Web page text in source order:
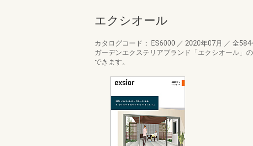
エクシオール
カタログコード： ES6000 ／ 2020年07月 ／ 全584
ガーデンエクステリアブランド「エクシオール」
できます。